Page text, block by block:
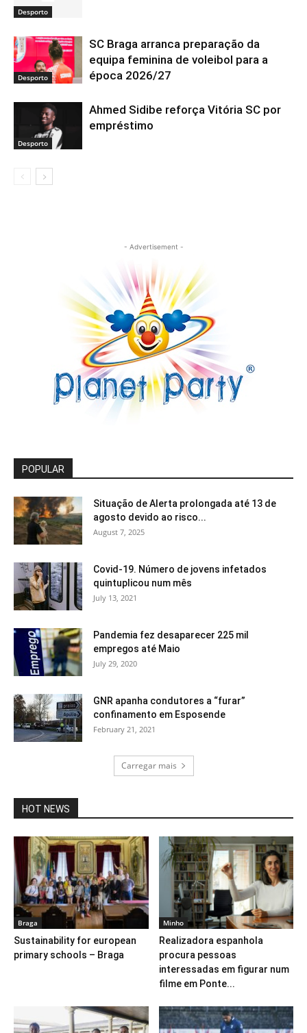
Desporto
Desporto
SC Braga arranca preparação da
equipa feminina de voleibol para a
época 2026/27
Desporto
Ahmed Sidibe reforça Vitória SC por
empréstimo
- Advertisement -
POPULAR
Situação de Alerta prolongada até 13 de
agosto devido ao risco...
August 7, 2025
Covid-19. Número de jovens infetados
quintuplicou num mês
July 13, 2021
Pandemia fez desaparecer 225 mil
empregos até Maio
July 29, 2020
GNR apanha condutores a “furar”
confinamento em Esposende
February 21, 2021
Carregar mais
HOT NEWS
Braga
Sustainability for european
primary schools – Braga
Minho
Realizadora espanhola
procura pessoas
interessadas em figurar num
filme em Ponte...